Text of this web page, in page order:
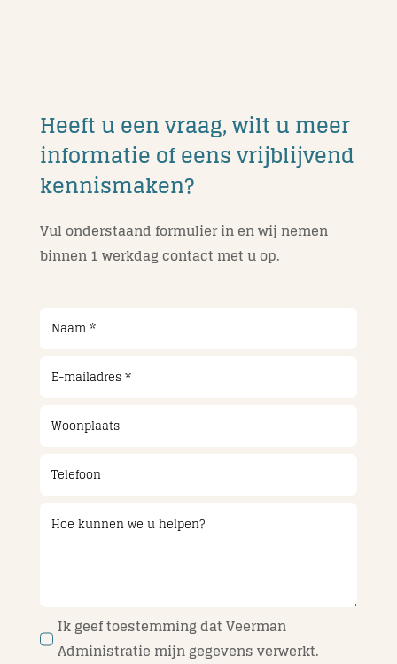
Heeft u een vraag, wilt u meer
informatie of eens vrijblijvend
kennismaken?
Vul onderstaand formulier in en wij nemen
binnen 1 werkdag contact met u op.
Ik geef toestemming dat Veerman
Administratie mijn gegevens verwerkt.